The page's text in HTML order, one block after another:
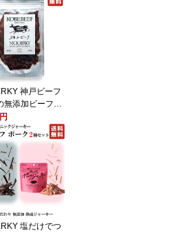
2袋) ニックジ
国内トップブラ
ジャーキーセッ
国内産 神戸 牛 豚
神戸ビーフ
無添加ビーフジ
20g (1袋) ニッ
キー KOBE BEE
内産 神戸 牛
円
塩だけでつ